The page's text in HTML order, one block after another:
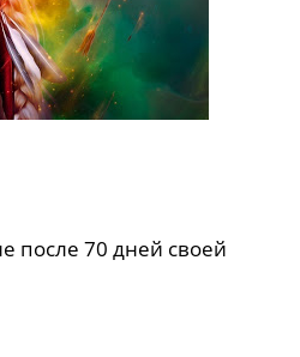
после 70 дней своей